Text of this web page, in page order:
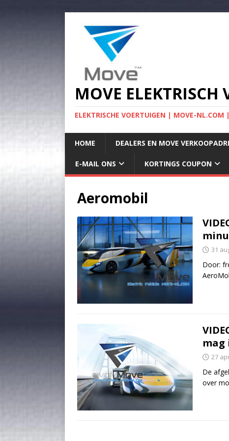
MOVE ELEKTRISCH
ELEKTRISCHE VOERTUIGEN | MOVE-
HOME DEALERS EN MOVE
E-MAIL ONS KORTINGS COUPON
Aeromobil
31
Door:
mag
27
De
over